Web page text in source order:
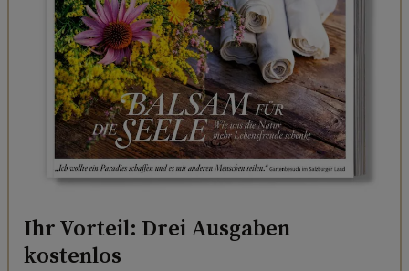
Ihr Vorteil: Drei Ausgaben
kostenlos